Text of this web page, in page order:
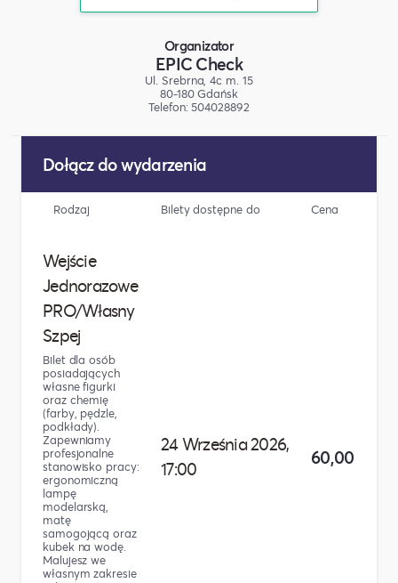
Organizator
EPIC Check
Ul. Srebrna, 4c m. 15
80-180 Gdańsk
Telefon: 504028892
Dołącz do wydarzenia
Rodzaj Bilety dostępne do Cena
Wejście
Jednorazowe
PRO/Własny
Szpej
Bilet dla osób
posiadających
własne figurki
oraz chemię
(farby, pędzle,
podkłady).
Zapewniamy
profesjonalne
stanowisko pracy:
ergonomiczną
lampę
modelarską,
matę
samogojącą oraz
kubek na wodę.
Malujesz we
własnym zakresie
24 Września 2026,
17:00
60,00 zł